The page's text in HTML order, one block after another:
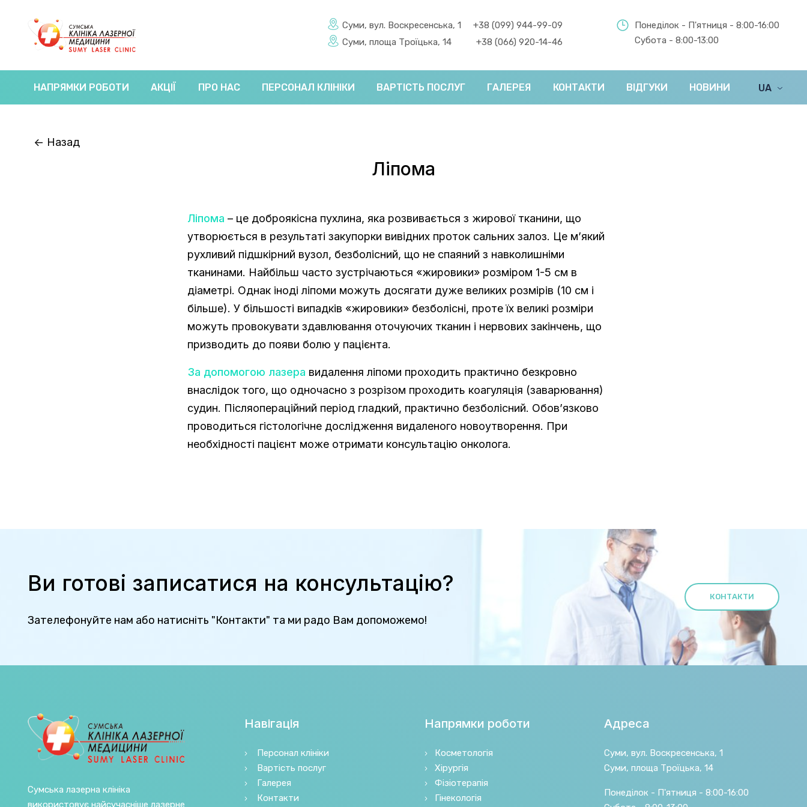
Суми, вул. Воскресенська, 1
+38 (099) 944-99-09
Суми, площа Троїцька, 14
+38 (066) 920-14-46
Понеділок - П'ятниця - 8:00-16:00
Субота - 8:00-13:00
НАПРЯМКИ РОБОТИ АКЦІЇ ПРО НАС ПЕРСОНАЛ КЛІНІКИ ВАРТІСТЬ ПОСЛУГ ГАЛЕРЕЯ КОНТАКТИ ВІДГУКИ НОВИНИ
UA
EN
<- Назад
Ліпома
Ліпома – це доброякісна пухлина, яка розвивається з жирової тканини, що
утворюється в результаті закупорки вивідних проток сальних залоз. Це м’який
рухливий підшкірний вузол, безболісний, що не спаяний з навколишніми
тканинами. Найбільш часто зустрічаються «жировики» розміром 1-5 см в
діаметрі. Однак іноді ліпоми можуть досягати дуже великих розмірів (10 см і
більше). У більшості випадків «жировики» безболісні, проте їх великі розміри
можуть провокувати здавлювання оточуючих тканин і нервових закінчень, що
призводить до появи болю у пацієнта.
За допомогою лазера видалення ліпоми проходить практично безкровно
внаслідок того, що одночасно з розрізом проходить коагуляція (заварювання)
судин. Післяопераційний період гладкий, практично безболісний. Обов’язково
проводиться гістологічне дослідження видаленого новоутворення. При
необхідності пацієнт може отримати консультацію онколога.
Ви готові записатися на консультацію?
Зателефонуйте нам або натисніть "Контакти" та ми радо Вам допоможемо!
КОНТАКТИ
Сумська лазерна клініка
використовує найсучасніше лазерне
Навігація
Персонал клініки
Вартість послуг
Галерея
Контакти
Напрямки роботи
Косметологія
Хірургія
Фізіотерапія
Гінекологія
Адреса
Суми, вул. Воскресенська, 1
Суми, площа Троїцька, 14
Понеділок - П'ятниця - 8:00-16:00